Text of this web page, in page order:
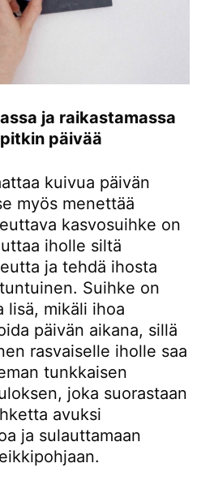
ja raikastamassa
päivää
kuivua päivän
myös menettää
kasvosuihke on
iholle siltä
ja tehdä ihosta
Suihke on
lisä, mikäli ihoa
päivän aikana, sillä
rasvaiselle iholle saa
tunkkaisen
joka suorastaan
avuksi
ja sulauttamaan